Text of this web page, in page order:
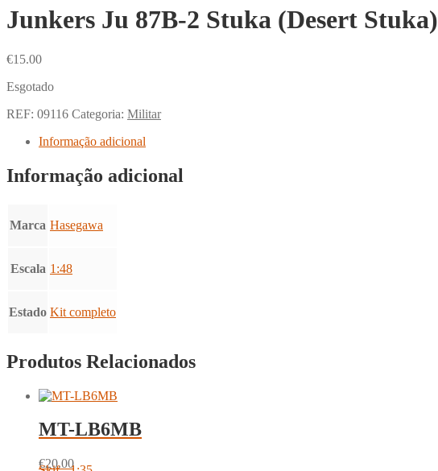
Junkers Ju 87B-2 Stuka (Desert Stuka)
€15.00
Esgotado
REF: 09116 Categoria: Militar
Informação adicional
Informação adicional
Marca Hasegawa
Escala 1:48
Estado Kit completo
Produtos Relacionados
MT-LB6MB
€20.00